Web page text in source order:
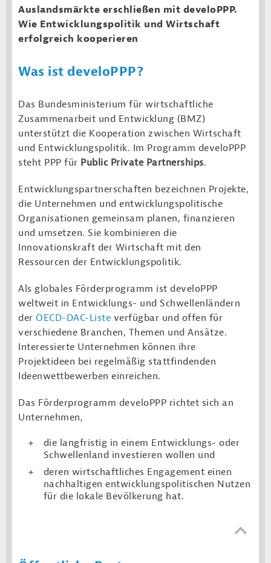
Auslandsmärkte erschließen mit develoPPP.
Wie Entwicklungspolitik und Wirtschaft
erfolgreich kooperieren
Was ist develoPPP?
Das Bundesministerium für wirtschaftliche
Zusammenarbeit und Entwicklung (BMZ)
unterstützt die Kooperation zwischen Wirtschaft
und Entwicklungspolitik. Im Programm develoPPP
steht PPP für Public Private Partnerships.
Entwicklungspartnerschaften bezeichnen Projekte,
die Unternehmen und entwicklungspolitische
Organisationen gemeinsam planen, finanzieren
und umsetzen. Sie kombinieren die
Innovationskraft der Wirtschaft mit den
Ressourcen der Entwicklungspolitik.
Als globales Förderprogramm ist develoPPP
weltweit in Entwicklungs- und Schwellenländern
der OECD-DAC-Liste verfügbar und offen für
verschiedene Branchen, Themen und Ansätze.
Interessierte Unternehmen können ihre
Projektideen bei regelmäßig stattfindenden
Ideenwettbewerben einreichen.
Das Förderprogramm develoPPP richtet sich an
Unternehmen,
die langfristig in einem Entwicklungs- oder
Schwellenland investieren wollen und
deren wirtschaftliches Engagement einen
nachhaltigen entwicklungspolitischen Nutzen
für die lokale Bevölkerung hat.